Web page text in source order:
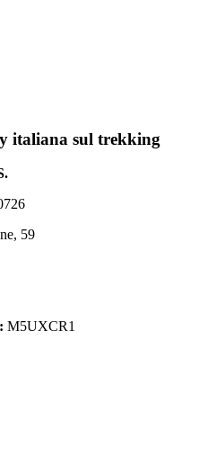
italiana sul trekking
59
M5UXCR1